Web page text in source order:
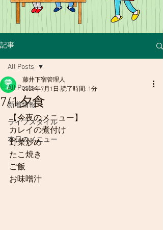
記事
All Posts
新着情報
ライフスタイル
本日のメニュー
All Posts
7/1夕食
藤井下宿管理人
2020年7月1日 読了時間: 1分
【今夜のメニュー】
カレイの煮付け
野菜炒め
たこ焼き
ご飯
お味噌汁